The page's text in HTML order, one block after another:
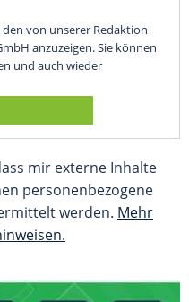
von unserer Redaktion
anzuzeigen. Sie können
und auch wieder
mir externe Inhalte
personenbezogene
werden. Mehr